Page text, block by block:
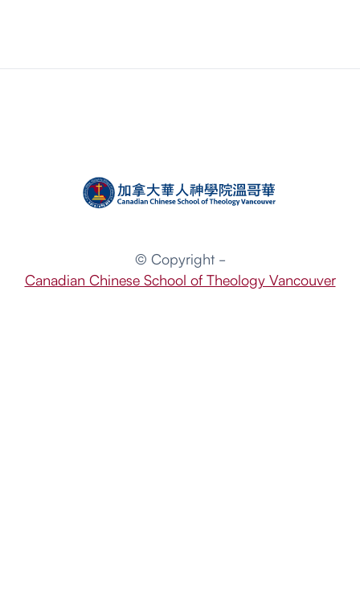
© Copyright -
Canadian Chinese School of Theology Vancouver